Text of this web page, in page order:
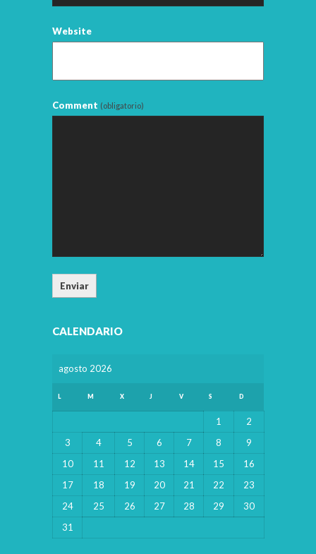
Website
Comment (obligatorio)
Enviar
CALENDARIO
agosto 2026
L M X J V S D
1
2
3
4 5 6 7 8
9
10
11 12 13 14 15
16
17
18 19 20 21 22
23
24
25 26 27 28 29
30
31